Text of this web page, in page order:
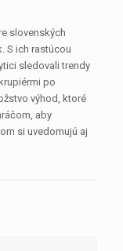
slovenských
S ich rastúcou
sledovali trendy
po
výhod, ktoré
aby
si uvedomujú aj